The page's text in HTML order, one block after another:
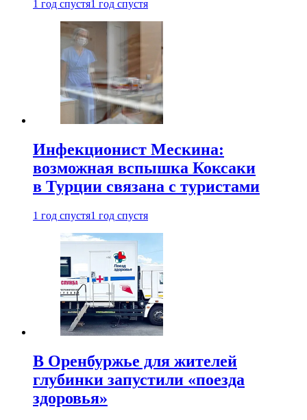
1 год спустя1 год спустя
Инфекционист Мескина:
возможная вспышка Коксаки
в Турции связана с туристами
1 год спустя1 год спустя
В Оренбуржье для жителей
глубинки запустили «поезда
здоровья»